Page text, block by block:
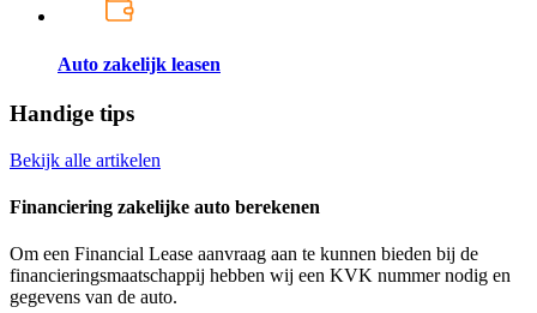
Auto zakelijk leasen
Handige tips
Bekijk alle artikelen
Financiering zakelijke auto berekenen
Om een Financial Lease aanvraag aan te kunnen bieden bij de
financieringsmaatschappij hebben wij een KVK nummer nodig en
gegevens van de auto.